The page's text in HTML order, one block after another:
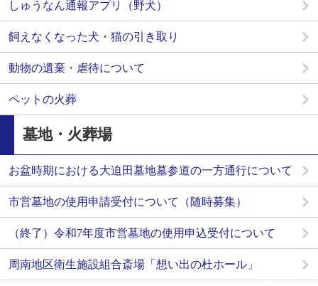
しゅうなん通報アプリ（野犬）
飼えなくなった犬・猫の引き取り
動物の遺棄・虐待について
ペットの火葬
墓地・火葬場
お盆時期における大迫田墓地墓参道の一方通行について
市営墓地の使用申請受付について（随時募集）
（終了）令和7年度市営墓地の使用申込受付について
周南地区衛生施設組合斎場「想い出の杜ホール」